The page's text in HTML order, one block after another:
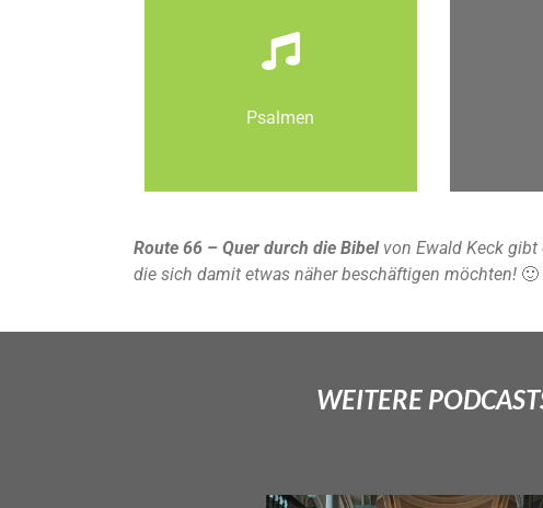
Psalmen
Route 66 – Quer durch die Bibel von Ewald Keck
die sich damit etwas näher beschäftigen möchten! 🙂
WEITERE